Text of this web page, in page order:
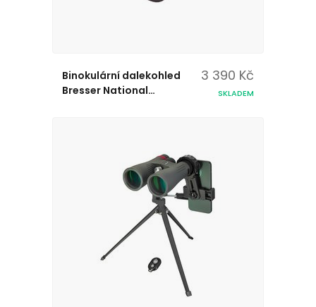
Binokulární dalekohled
Bresser National
3 390 Kč
SKLADEM